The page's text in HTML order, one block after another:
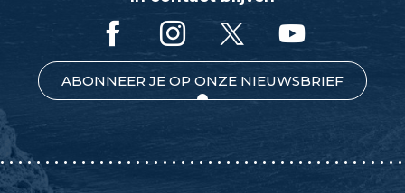
ABONNEER JE OP ONZE NIEUWSBRIEF